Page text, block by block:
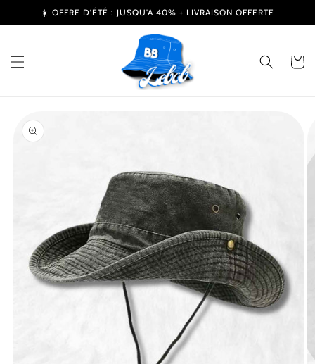
passer
au
☀️ OFFRE D’ÉTÉ : JUSQU'A 40% + LIVRAISON OFFERTE
Panier
informations
produits